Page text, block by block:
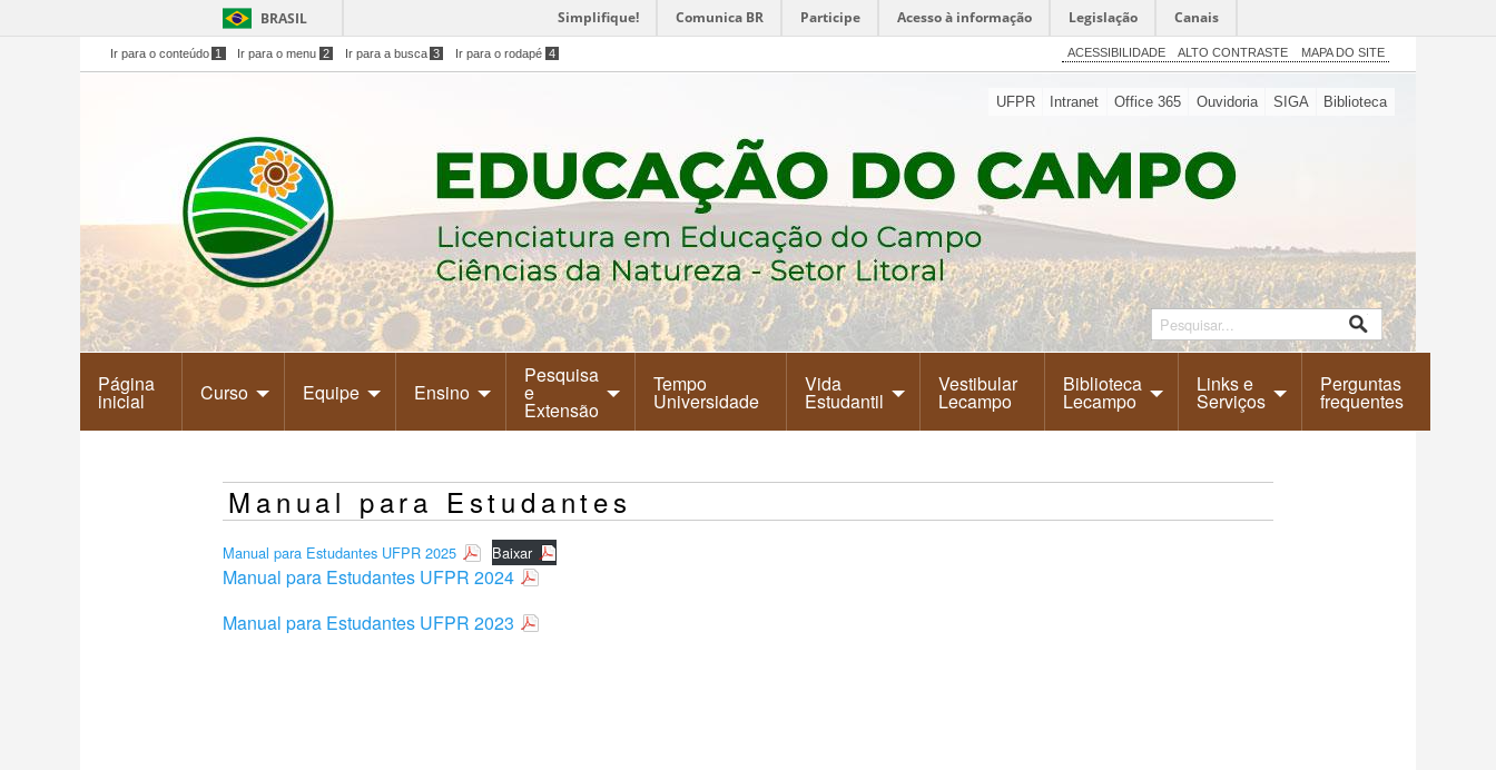
BRASIL Simplifique! Comunica BR Participe Acesso à informação Legislação Canais
Ir para o conteúdo 1 Ir para o menu 2 Ir para a busca 3 Ir para o rodapé 4 ACESSIBILIDADE ALTO CONTRASTE MAPA DO SITE
UFPR Intranet Office 365 Ouvidoria SIGA Biblioteca
Página
inicial Curso Equipe Ensino
Pesquisa
e
Extensão
Tempo
Universidade
Vida
Estudantil
Vestibular
Lecampo
Biblioteca
Lecampo
Links e
Serviços
Perguntas
frequentes
Manual para Estudantes
Manual para Estudantes UFPR 2025 Baixar
Manual para Estudantes UFPR 2024
Manual para Estudantes UFPR 2023